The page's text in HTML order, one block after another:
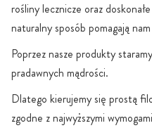
rośliny lecznicze oraz
naturalny sposób pomagają
Poprzez nasze produkty
pradawnych mądrości.
Dlatego kierujemy się prostą
zgodne z najwyższymi